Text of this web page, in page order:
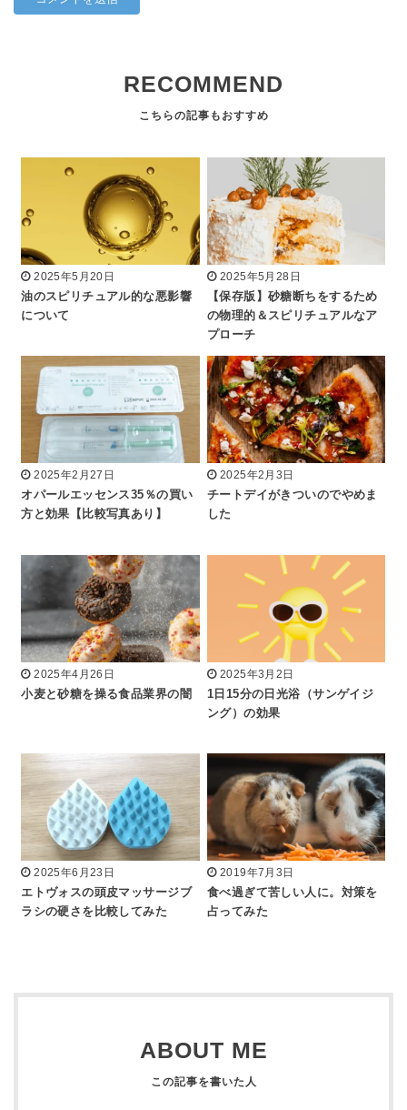
RECOMMEND
2025年5月20日
油のスピリチュアル的な悪影響
について
2025年5月28日
【保存版】砂糖断ちをするため
の物理的＆スピリチュアルなア
プローチ
2025年2月27日
オパールエッセンス35％の買い
方と効果【比較写真あり】
2025年2月3日
チートデイがきついのでやめま
した
2025年4月26日
小麦と砂糖を操る食品業界の闇
2025年3月2日
1日15分の日光浴（サンゲイジ
ング）の効果
2025年6月23日
エトヴォスの頭皮マッサージブ
ラシの硬さを比較してみた
2019年7月3日
食べ過ぎて苦しい人に。対策を
占ってみた
ABOUT ME